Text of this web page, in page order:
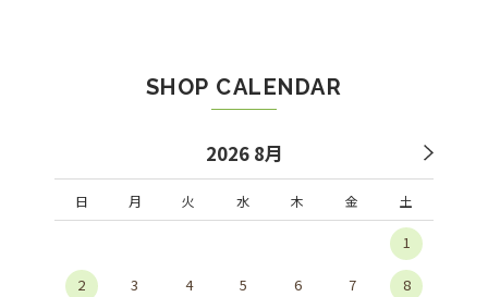
SHOP CALENDAR
2026 8月
日 月 火 水 木 金 土
1
2 3 4 5 6 7 8